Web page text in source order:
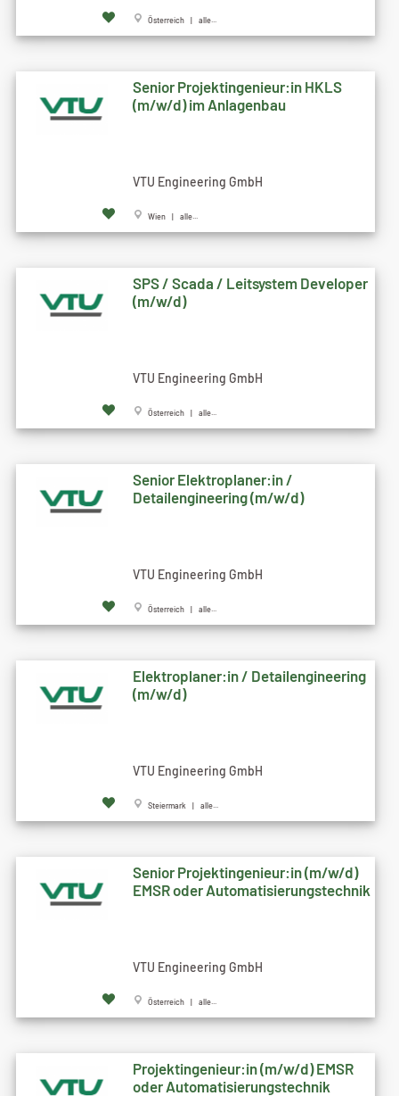
Österreich | alle...
Senior Projektingenieur:in HKLS
(m/w/d) im Anlagenbau
VTU Engineering GmbH
Wien | alle...
SPS / Scada / Leitsystem Developer
(m/w/d)
VTU Engineering GmbH
Österreich | alle...
Senior Elektroplaner:in /
Detailengineering (m/w/d)
VTU Engineering GmbH
Österreich | alle...
Elektroplaner:in / Detailengineering
(m/w/d)
VTU Engineering GmbH
Steiermark | alle...
Senior Projektingenieur:in (m/w/d)
EMSR oder Automatisierungstechnik
VTU Engineering GmbH
Österreich | alle...
Projektingenieur:in (m/w/d) EMSR
oder Automatisierungstechnik